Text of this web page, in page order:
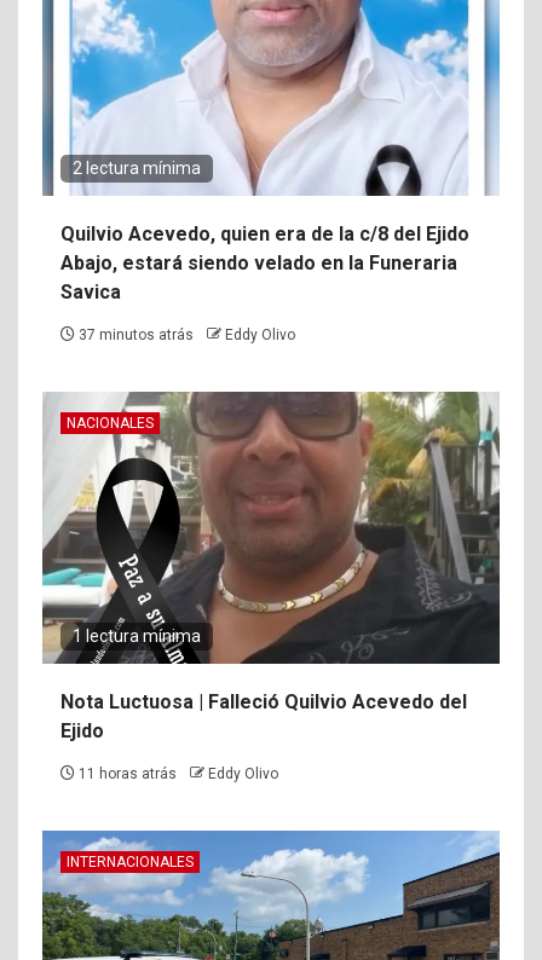
2 lectura mínima
Quilvio Acevedo, quien era de la c/8 del Ejido
Abajo, estará siendo velado en la Funeraria
Savica
37 minutos atrás Eddy Olivo
NACIONALES
1 lectura mínima
Nota Luctuosa | Falleció Quilvio Acevedo del
Ejido
11 horas atrás Eddy Olivo
INTERNACIONALES